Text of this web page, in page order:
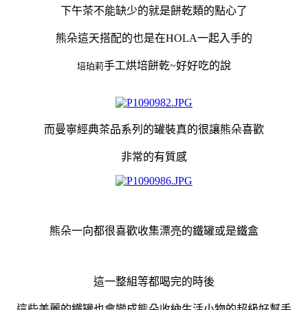
下午茶不能缺少的就是餅乾類的點心了
熊朵這天搭配的也是在HOLA一起入手的
培珀莉手工烘培餅乾~好好吃的說
而曼寧經典茶品系列的罐裝真的很讓熊朵喜歡
非常的有質感
熊朵一向都很喜歡收集漂亮的鐵罐或是鐵盒
這一整組等都喝完的時後